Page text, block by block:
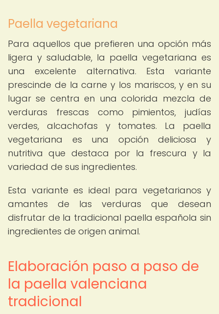
Paella vegetariana
Para aquellos que prefieren una opción más
ligera y saludable, la paella vegetariana es
una excelente alternativa. Esta variante
prescinde de la carne y los mariscos, y en su
lugar se centra en una colorida mezcla de
verduras frescas como pimientos, judías
verdes, alcachofas y tomates. La paella
vegetariana es una opción deliciosa y
nutritiva que destaca por la frescura y la
variedad de sus ingredientes.
Esta variante es ideal para vegetarianos y
amantes de las verduras que desean
disfrutar de la tradicional paella española sin
ingredientes de origen animal.
Elaboración paso a paso de
la paella valenciana
tradicional